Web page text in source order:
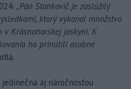
„Pán Stankovič je zaslúžilý
ktorý vykonal množstvo
v Krásnohorskej jaskyni. K
ho prinútili osobné
aj náročnosťou